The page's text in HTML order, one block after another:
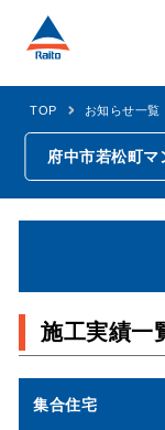
TOP お知らせ一覧
府中市若松町マ
施工実績一
集合住宅